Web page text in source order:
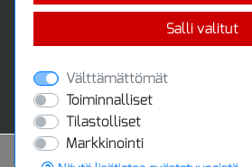
Tilaa maksuton uutiskirjeemme
Salli valitut
Välttämättömät
Toiminnalliset
Tilastolliset
Markkinointi